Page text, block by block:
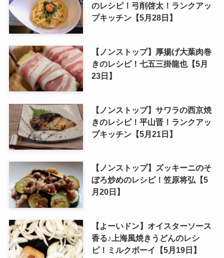
のレシピ！弓削啓太！ランクアッ
プキッチン【5月28日】
【ノンストップ】厚揚げ大葉肉巻
きのレシピ！七五三掛龍也【5月
23日】
【ノンストップ】サワラの西京焼
きのレシピ！平山晋！ランクアッ
プキッチン【5月21日】
【ノンストップ】ズッキーニのそ
ぼろ炒めのレシピ！笠原将弘【5
月20日】
【よーいドン】オイスターソース
香る♪上海風焼きうどんのレシ
ピ！ミルクボーイ【5月19日】